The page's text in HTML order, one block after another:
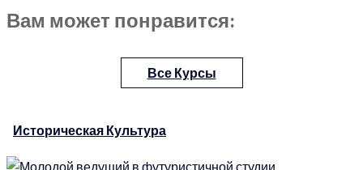
Вам может понравится:
Все Курсы
Историческая Культура